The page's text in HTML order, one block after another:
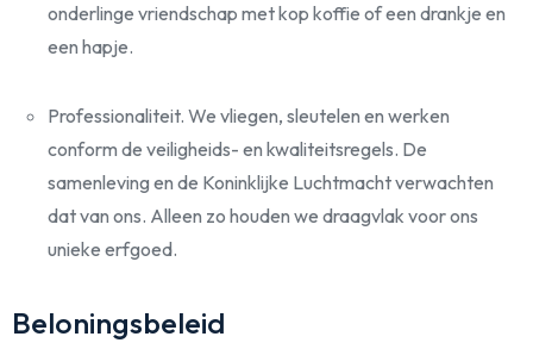
onderlinge vriendschap met kop koffie of een drankje en
een hapje.
Professionaliteit. We vliegen, sleutelen en werken
conform de veiligheids- en kwaliteitsregels. De
samenleving en de Koninklijke Luchtmacht verwachten
dat van ons. Alleen zo houden we draagvlak voor ons
unieke erfgoed.
Beloningsbeleid